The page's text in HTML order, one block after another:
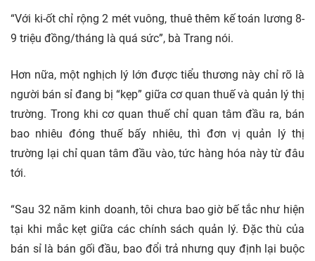
“Với ki-ốt chỉ rộng 2 mét vuông, thuê thêm kế toán lương 8-
9 triệu đồng/tháng là quá sức”, bà Trang nói.
Hơn nữa, một nghịch lý lớn được tiểu thương này chỉ rõ là
người bán sỉ đang bị “kẹp” giữa cơ quan thuế và quản lý thị
trường. Trong khi cơ quan thuế chỉ quan tâm đầu ra, bán
bao nhiêu đóng thuế bấy nhiêu, thì đơn vị quản lý thị
trường lại chỉ quan tâm đầu vào, tức hàng hóa này từ đâu
tới.
“Sau 32 năm kinh doanh, tôi chưa bao giờ bế tắc như hiện
tại khi mắc kẹt giữa các chính sách quản lý. Đặc thù của
bán sỉ là bán gối đầu, bao đổi trả nhưng quy định lại buộc